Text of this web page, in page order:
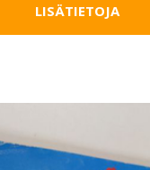
LISÄTIETOJA